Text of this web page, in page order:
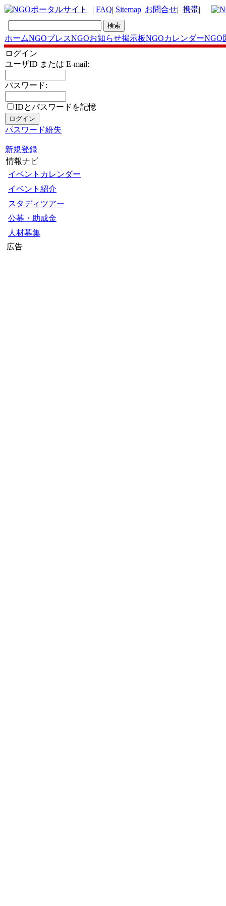
| FAQ| Sitemap| お問合せ| 携帯|
ホームNGOプレスNGOお知らせ掲示板NGOカレンダーNGO
ログイン
ユーザID または E-mail:
パスワード:
IDとパスワードを記憶
パスワード紛失
新規登録
情報ナビ
イベントカレンダー
イベント紹介
スタディツアー
公募・助成金
人材募集
広告